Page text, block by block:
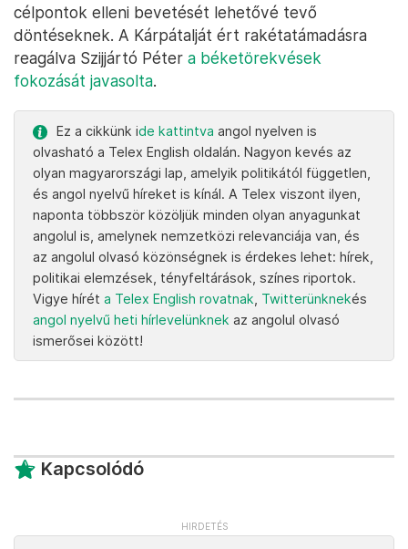
célpontok elleni bevetését lehetővé tevő
döntéseknek. A Kárpátalját ért rakétatámadásra
reagálva Szijjártó Péter a béketörekvések
fokozását javasolta.
Ez a cikkünk ide kattintva angol nyelven is
olvasható a Telex English oldalán. Nagyon kevés az
olyan magyarországi lap, amelyik politikától független,
és angol nyelvű híreket is kínál. A Telex viszont ilyen,
naponta többször közöljük minden olyan anyagunkat
angolul is, amelynek nemzetközi relevanciája van, és
az angolul olvasó közönségnek is érdekes lehet: hírek,
politikai elemzések, tényfeltárások, színes riportok.
Vigye hírét a Telex English rovatnak Twitterünknekés
angol nyelvű heti hírlevelünknek az angolul olvasó
ismerősei között!
Kapcsolódó